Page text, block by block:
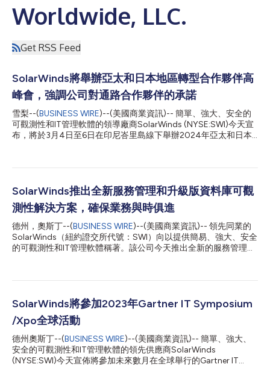
Worldwide, LLC.
Get RSS Feed
SolarWinds將舉辦亞太和日本地區轉型合作夥伴高
峰會，強調公司對通路合作夥伴的承諾
雪梨--(BUSINESS WIRE)--(美國商業資訊)-- 簡單、強大、安全的
可觀測性和IT管理軟體的領導廠商SolarWinds (NYSE:SWI)今天宣
布，將於3月4日至6日在印尼峇里島線下舉辦2024年亞太和日本
一部分。 亞太和日本地區合作夥伴高峰會讓來自該地區17個國家
的成功。在此次活動中，SolarWinds將重點介紹其可觀測性、IT服
務管理和資料庫產品的最新產品策略和創新。由於大多數註冊與會
者都是來自合作夥伴公司的高階主管，2024年亞太和日本地區合
作夥伴高峰會將成為合作夥伴進行互動、制定策略以及加深理解以
促進未來合作的專門聚會。 SolarWinds亞太和日本地區董事總經
理Bharat Bedi表示：「通路合作夥伴是SolarWinds整體成功不可
或缺的一部分，我們共同協助客戶推動有意義的數位化轉型，以達
SolarWinds推出全新服務管理和升級版資料庫可觀
測性解決方案，確保業務與時俱進
德州，奧斯丁--(BUSINESS WIRE)--(美國商業資訊)-- 領先同業的
SolarWinds（紐約證交所代號：SWI）向以提供簡易、強大、安全
的可觀測性和IT管理軟體稱著。該公司今天推出全新的服務管理和
新「企業服務管理」(ESM) 和升級版「SQL Sentry®」解決方案是
服務管理。25年來，SolarWinds走在企業軟體業前端，供應客戶
必要的工具以利他們從數位創新中獲取最大價值，並在複雜的IT環
境中提高生產力。SolarWinds的客戶群廣大，涵蓋IT服務和營運、
DevOp、SecOp、AIOp和CloudOp等多種團隊；又在這成功的基
礎上，透過轉型工作保持業務與時俱進，擴大領先同業的人工智慧
解決方案產品組合，磨礪進入市場的戰略。 「有鑑於客戶面臨的
挑戰日新月異，我們也持續配合他們調整解決方案和業務，務求滿
SolarWinds將參加2023年Gartner IT Symposium
/Xpo全球活動
德州奧斯丁--(BUSINESS WIRE)--(美國商業資訊)-- 簡單、強大、
安全的可觀測性和IT管理軟體的領先供應商SolarWinds
(NYSE:SWI)今天宣佈將參加未來數月在全球舉行的Gartner IT